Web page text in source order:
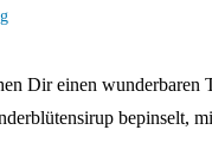
Dir einen wunderbaren
bepinselt,